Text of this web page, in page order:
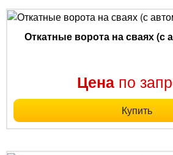
Откатные ворота на сваях (с
Цена по
Купить